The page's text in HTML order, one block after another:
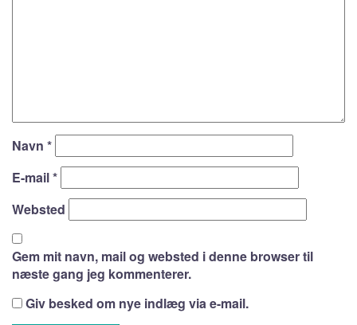
Navn *
E-mail*
Websted
Gem mit navn, mail og websted i denne browser til
næste gang jeg kommenterer.
Giv besked om nye indlæg via e-mail.